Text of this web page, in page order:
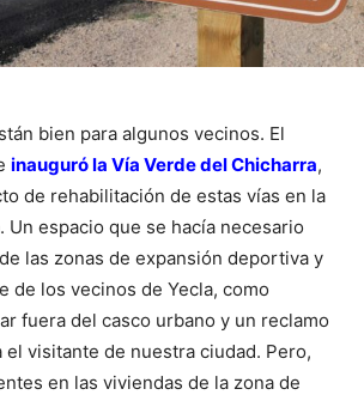
bien para algunos vecinos. El
inauguró la Vía Verde del Chicharra,
de rehabilitación de estas vías en la
Un espacio que se hacía necesario
las zonas de expansión deportiva y
de los vecinos de Yecla, como
fuera del casco urbano y un reclamo
visitante de nuestra ciudad. Pero,
en las viviendas de la zona de